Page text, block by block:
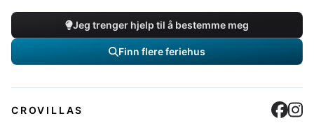
Jeg trenger hjelp til å bestemme meg
Finn flere feriehus
CROVILLAS